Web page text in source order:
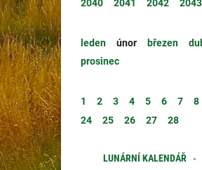
2040
2041 2042 2043
leden únor březen
prosinec
1 2 3 4 5 6 7 8
24
25 26 27 28
LUNÁRNÍ KALENDÁŘ